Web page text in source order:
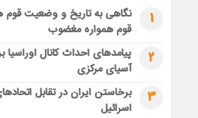
1
نگاهی به تاریخ و وضعیت قوم
قوم همواره مغضوب
2
پیامدهای احداث کانال اوراسیا
آسیای مرکزی
3
برخاستن ایران در تقابل
اسرائیل